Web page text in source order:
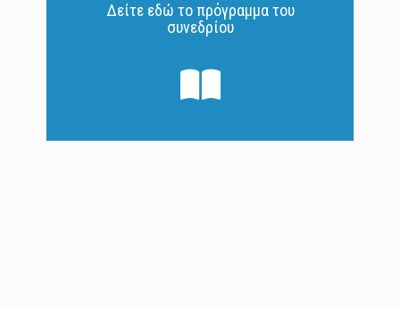
Δείτε εδώ το πρόγραμμα του
συνεδρίου